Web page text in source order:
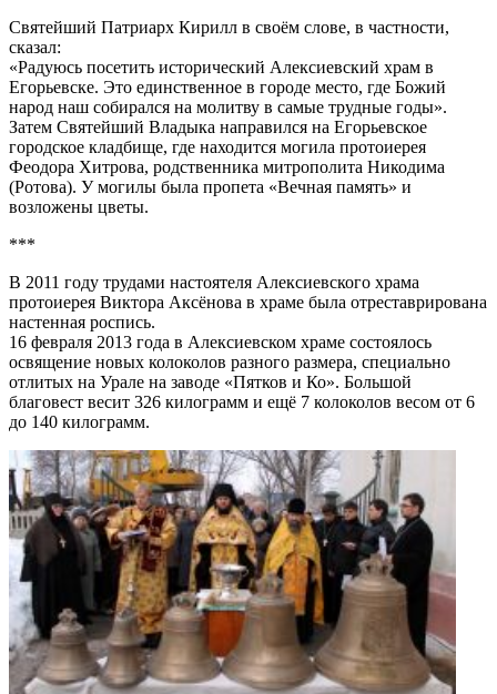
Святейший Патриарх Кирилл в своём слове, в частности,
сказал:
«Радуюсь посетить исторический Алексиевский храм в
Егорьевске. Это единственное в городе место, где Божий
народ наш собирался на молитву в самые трудные годы».
Затем Святейший Владыка направился на Егорьевское
городское кладбище, где находится могила протоиерея
Феодора Хитрова, родственника митрополита Никодима
(Ротова). У могилы была пропета «Вечная память» и
возложены цветы.
***
В 2011 году трудами настоятеля Алексиевского храма
протоиерея Виктора Аксёнова в храме была отреставрирована
настенная роспись.
16 февраля 2013 года в Алексиевском храме состоялось
освящение новых колоколов разного размера, специально
отлитых на Урале на заводе «Пятков и Ко». Большой
благовест весит 326 килограмм и ещё 7 колоколов весом от 6
до 140 килограмм.